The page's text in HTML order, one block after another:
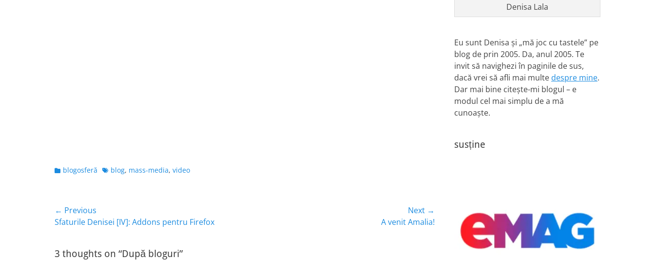
Categories
blogosferă Tagsblog, mass-media, video
Navigare
în
articole
← Previous
Previous
Sfaturile Denisei [IV]: Addons pentru Firefox
Next →
A venit Amalia!
3 thoughts on “După bloguri”
Denisa Lala
Eu sunt Denisa și „mă joc cu tastele” pe
blog de prin 2005. Da, anul 2005. Te
invit să navighezi în paginile de sus,
dacă vrei să afli mai multe despre mine.
Dar mai bine citește-mi blogul – e
modul cel mai simplu de a mă
cunoaște.
susține